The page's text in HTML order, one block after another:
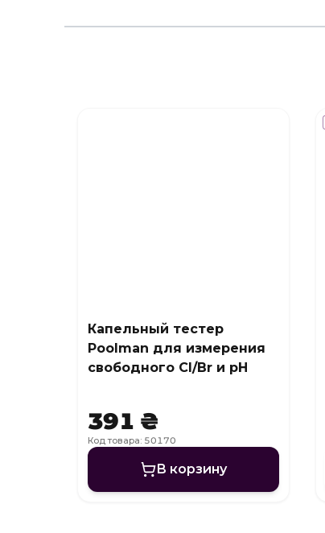
Капельный тестер
Poolman для измерения
свободного Cl/Br и pH
391 ₴
Код товара: 50170
В корзину